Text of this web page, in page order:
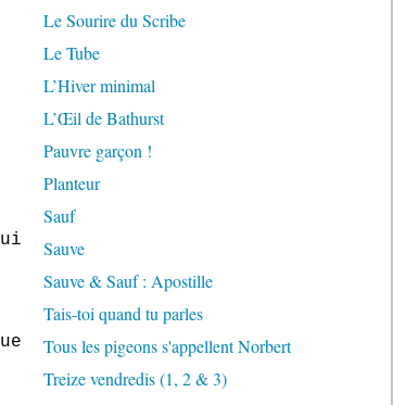
Le Sourire du Scribe
Le Tube
L’Hiver minimal
L’Œil de Bathurst
Pauvre garçon !
Planteur
Sauf
Sauve
Sauve & Sauf : Apostille
Tais-toi quand tu parles
Tous les pigeons s'appellent Norbert
Treize vendredis (1, 2 & 3)